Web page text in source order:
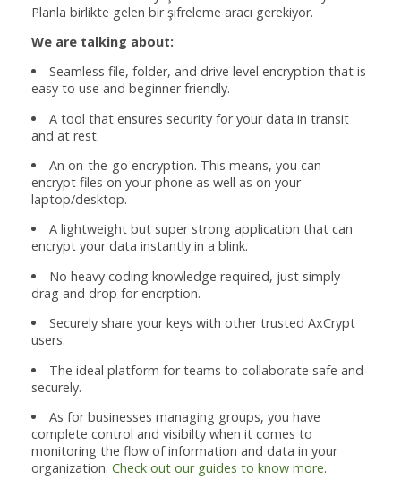
Planla birlikte gelen bir şifreleme aracı gerekiyor.
We are talking about:
Seamless file, folder, and drive level encryption that is
easy to use and beginner friendly.
A tool that ensures security for your data in transit
and at rest.
An on-the-go encryption. This means, you can
encrypt files on your phone as well as on your
laptop/desktop.
A lightweight but super strong application that can
encrypt your data instantly in a blink.
No heavy coding knowledge required, just simply
drag and drop for encrption.
Securely share your keys with other trusted AxCrypt
users.
The ideal platform for teams to collaborate safe and
securely.
As for businesses managing groups, you have
complete control and visibilty when it comes to
monitoring the flow of information and data in your
organization. Check out our guides to know more.